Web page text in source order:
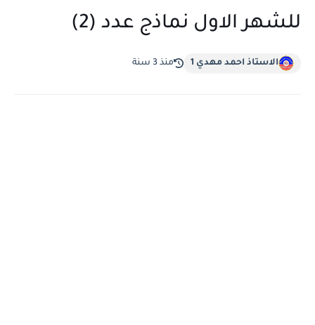
للشهر الاول نماذج عدد (2)
الاستاذ احمد مهدي 1 منذ 3 سنة